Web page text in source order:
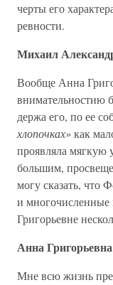
черты его
ревности.
Михаил
Вообще Анна
внимательностию
держа его, по ее
хлопочках»как
проявляла мягкую
большим,
могу сказать, что
и многочисленные
Григорьевне
Анна
Мне всю жизнь